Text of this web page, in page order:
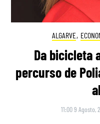
ALGARVE,
Da bicicleta
percurso de
11:00 9 Agosto,